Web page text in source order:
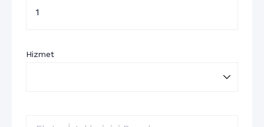
1
Hizmet